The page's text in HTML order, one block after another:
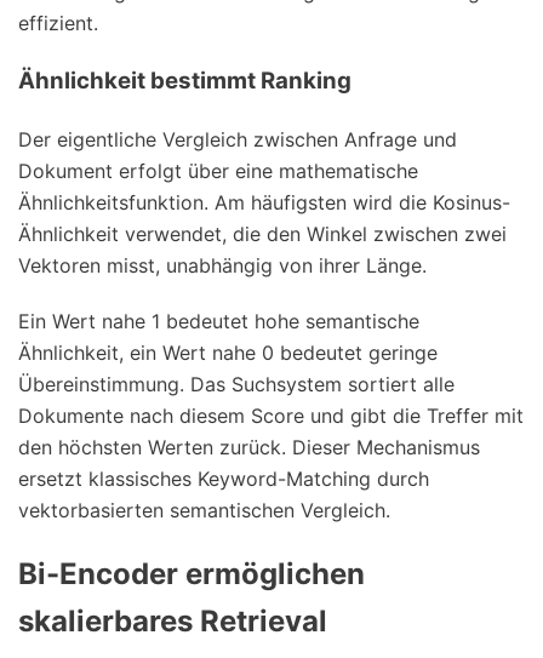
effizient.
Ähnlichkeit bestimmt Ranking
Der eigentliche Vergleich zwischen Anfrage und
Dokument erfolgt über eine mathematische
Ähnlichkeitsfunktion. Am häufigsten wird die Kosinus-
Ähnlichkeit verwendet, die den Winkel zwischen zwei
Vektoren misst, unabhängig von ihrer Länge.
Ein Wert nahe 1 bedeutet hohe semantische
Ähnlichkeit, ein Wert nahe 0 bedeutet geringe
Übereinstimmung. Das Suchsystem sortiert alle
Dokumente nach diesem Score und gibt die Treffer mit
den höchsten Werten zurück. Dieser Mechanismus
ersetzt klassisches Keyword-Matching durch
vektorbasierten semantischen Vergleich.
Bi-Encoder ermöglichen
skalierbares Retrieval